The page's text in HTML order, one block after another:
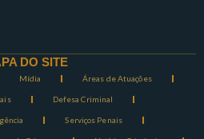
DO SITE
Mídia Áreas de Atuações
Defesa Criminal
Serviços Penais